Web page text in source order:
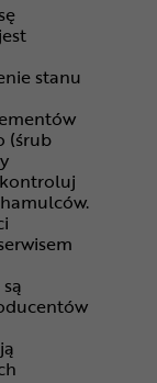
stanu
(śrub